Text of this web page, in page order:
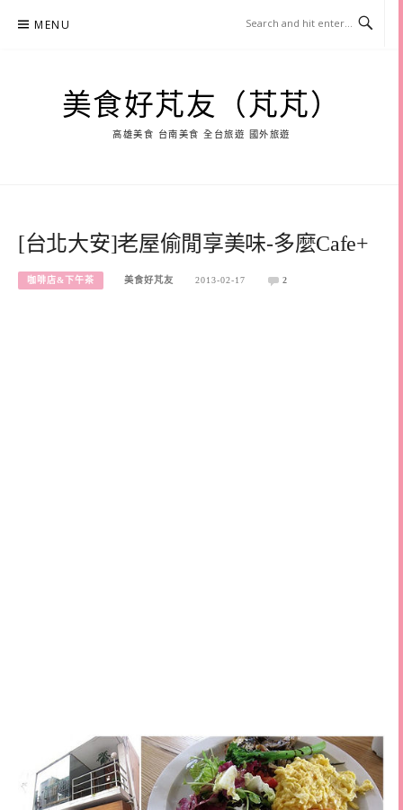
MENU
美食好芃友（芃芃）
高雄美食 台南美食 全台旅遊 國外旅遊
[台北大安]老屋偷閒享美味-多麼Cafe+
咖啡店&下午茶 美食好芃友 2013-02-17 2